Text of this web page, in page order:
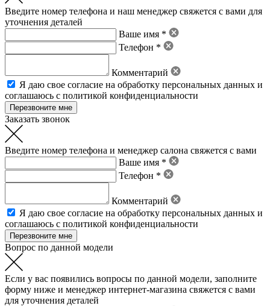
Введите номер телефона и наш менеджер свяжется с вами для
уточнения деталей
Ваше имя *
Телефон *
Комментарий
Я даю свое согласие на обработку персональных данных и
соглашаюсь с политикой конфиденциальности
Заказать звонок
Введите номер телефона и менеджер салона свяжется с вами
Ваше имя *
Телефон *
Комментарий
Я даю свое согласие на обработку персональных данных и
соглашаюсь с политикой конфиденциальности
Вопрос по данной модели
Если у вас появились вопросы по данной модели, заполните
форму ниже и менеджер интернет-магазина свяжется с вами
для уточнения деталей